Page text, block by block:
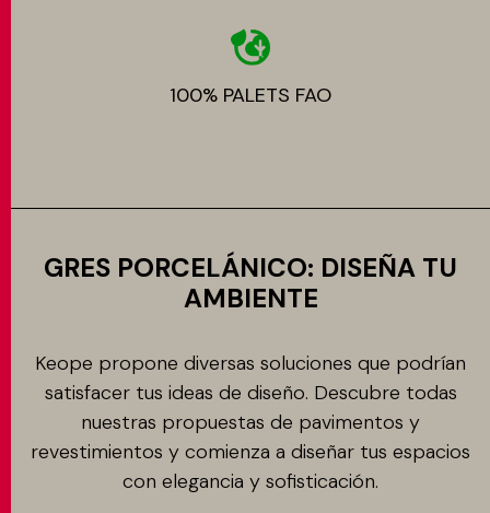
100% PALETS FAO
GRES PORCELÁNICO: DISEÑA TU
AMBIENTE
Keope propone diversas soluciones que podrían
satisfacer tus ideas de diseño. Descubre todas
nuestras propuestas de pavimentos y
revestimientos y comienza a diseñar tus espacios
con elegancia y sofisticación.